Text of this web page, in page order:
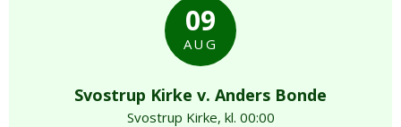
09
AUG
Svostrup Kirke v. Anders Bonde
Svostrup Kirke, kl. 00:00